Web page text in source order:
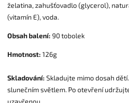
želatina, zahušťovadlo (glycerol),
(vitamín E), voda.
Obsah balení: 90 tobolek
Hmotnost: 126g
Skladování: Skladujte mimo dosah
slunečním světlem. Po otevření
uzavřenou.